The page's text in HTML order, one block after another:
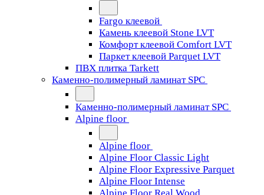
Fargo клеевой
Камень клеевой Stone LVT
Комфорт клеевой Comfort LVT
Паркет клеевой Parquet LVT
ПВХ плитка Tarkett
Каменно-полимерный ламинат SPC
Каменно-полимерный ламинат SPC
Alpine floor
Alpine floor
Alpine Floor Classic Light
Alpine Floor Expressive Parquet
Alpine Floor Intense